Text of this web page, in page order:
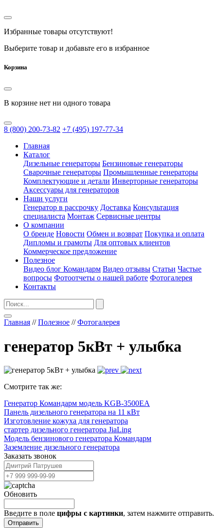
Избранные товары отсутствуют!
Выберите товар и добавьте его в избранное
Корзина
В корзине нет ни одного товара
8 (800) 200-73-82 +7 (495) 197-77-34
Главная
Каталог
Дизельные генераторы Бензиновые генераторы
Сварочные генераторы Промышленные генераторы
Комплектующие и детали Инверторные генераторы
Аксессуары для генераторов
Наши услуги
Генератор в рассрочку Доставка Консультация
специалиста Монтаж Сервисные центры
О компании
О бренде Новости Обмен и возврат Покупка и оплата
Дипломы и грамоты Для оптовых клиентов
Коммерческое предложение
Полезное
Видео блог Командарм Видео отзывы Статьи Частые
вопросы Фотоотчеты о нашей работе Фотогалерея
Контакты
Главная //Полезное //Фотогалерея
генератор 5кВт + улыбка
Смотрите так же:
Генератор Командарм модель KGB-3500EA
Панель дизельного генератора на 11 кВт
Изготовление кожуха для генератора
стартер дизельного генератора JiaLing
Модель бензинового генератора Командарм
Заземление дизельного генератора
Заказать звонок
Обновить
Введите в поле цифры c картинки, затем нажмите отправить.
Отправить